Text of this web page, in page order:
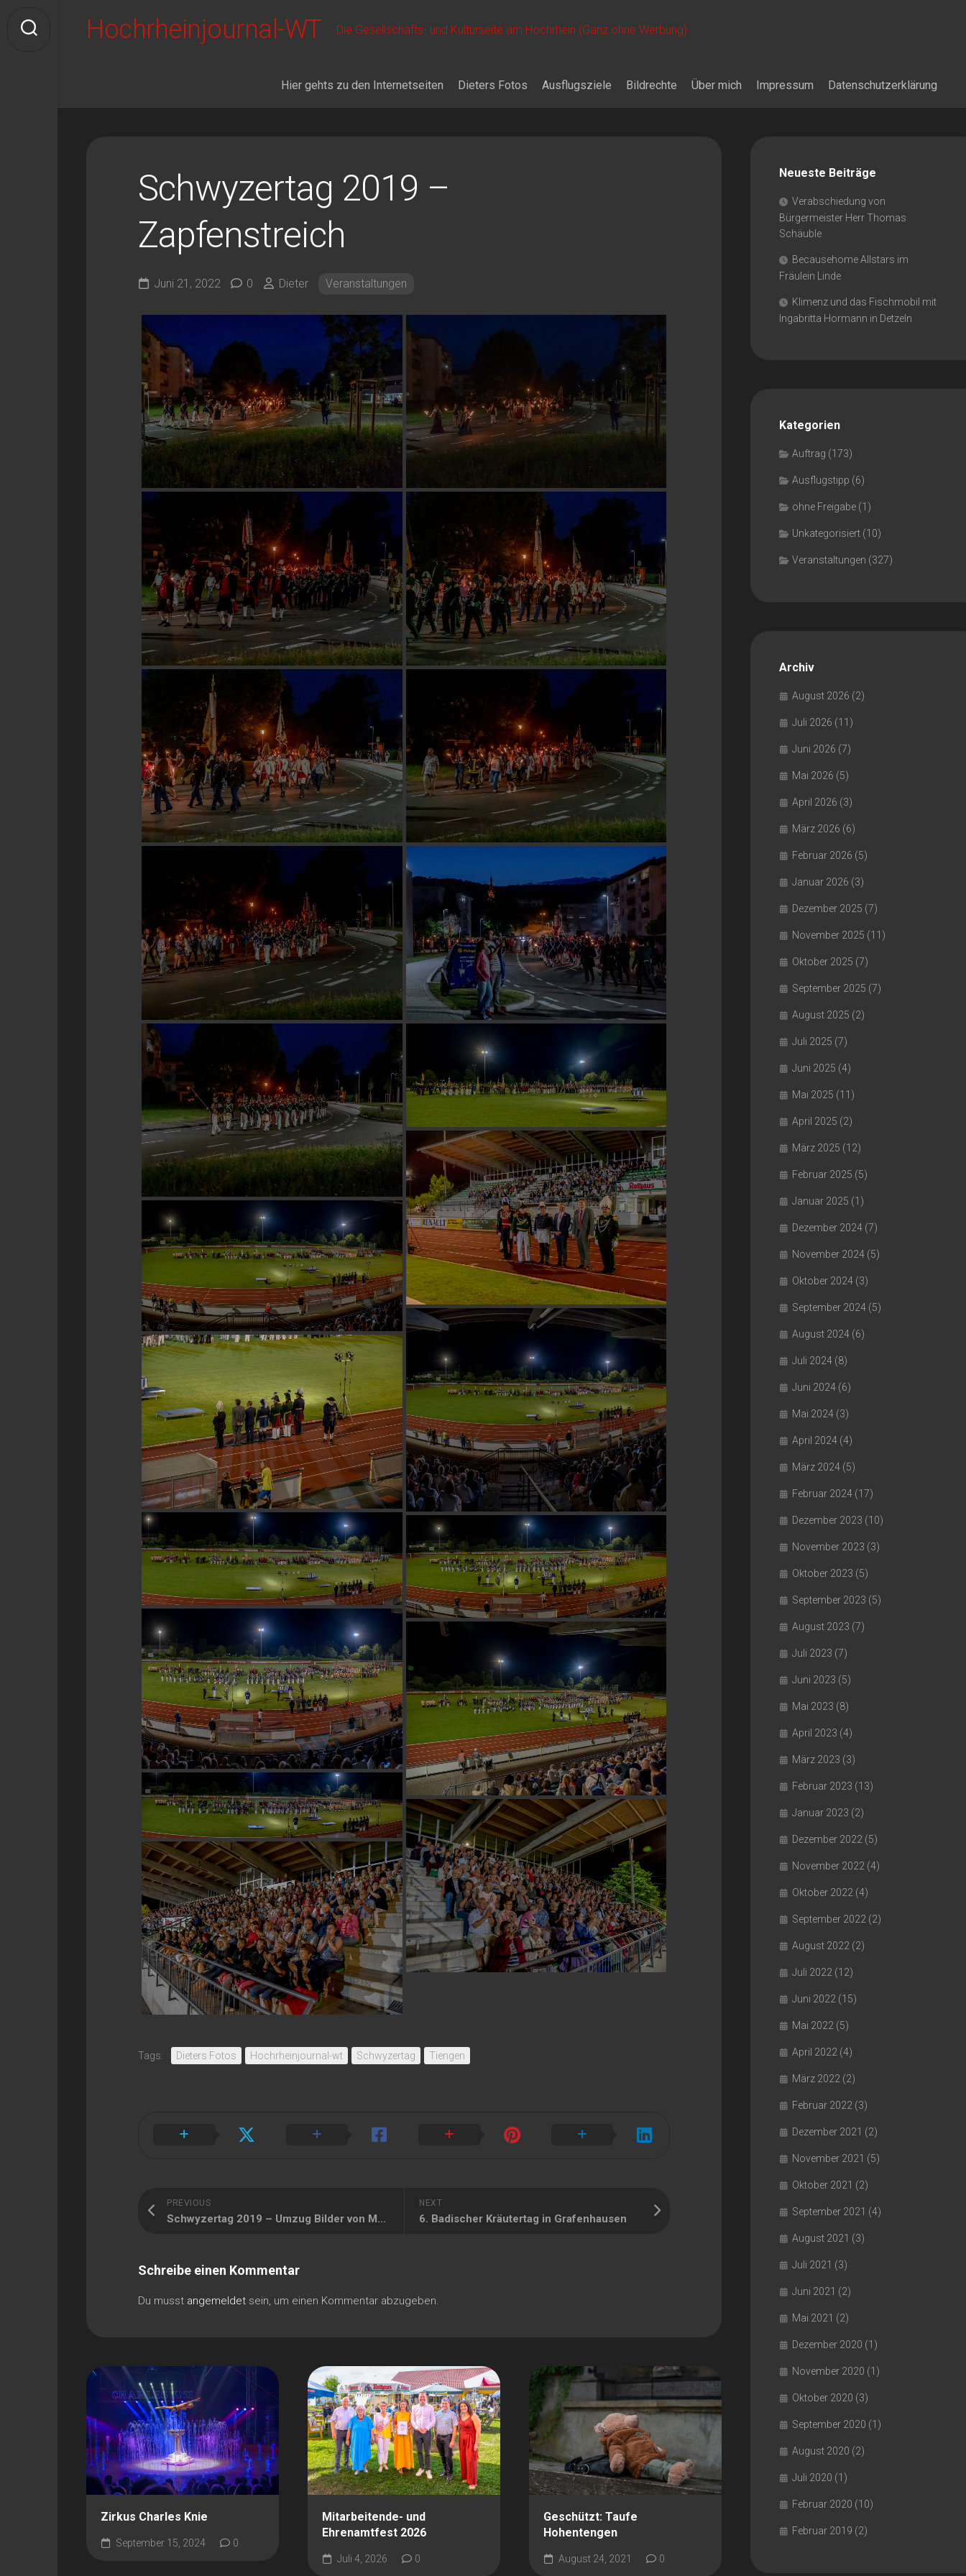
content
Hochrheinjournal-WT Die Gesellschafts- und Kulturseite am Hochrhein (Ganz ohne Werbung)
Hier gehts zu den Internetseiten Dieters Fotos Ausflugsziele Bildrechte Über mich Impressum Datenschutzerklärung
Schwyzertag 2019 –
Zapfenstreich
Juni 21, 2022 0 Dieter Veranstaltungen
Tags: Dieters Fotos Hochrheinjournal-wt Schwyzertag Tiengen
NEXT
6. Badischer Kräutertag in Grafenhausen
PREVIOUS
Schwyzertag 2019 – Umzug Bilder von Monika
Schreibe einen Kommentar
Du musst angemeldet sein, um einen Kommentar abzugeben.
Zirkus Charles Knie
September 15, 2024 0
Mitarbeitende- und
Ehrenamtfest 2026
Juli 4, 2026 0
Geschützt: Taufe
Hohentengen
August 24, 2021 0
Neueste Beiträge
Verabschiedung von
Bürgermeister Herr Thomas
Schäuble
Becausehome Allstars im
Fräulein Linde
Klimenz und das Fischmobil mit
Ingabritta Hormann in Detzeln
Kategorien
Auftrag (173)
Ausflugstipp (6)
ohne Freigabe (1)
Unkategorisiert (10)
Veranstaltungen (327)
Archiv
August 2026 (2)
Juli 2026 (11)
Juni 2026 (7)
Mai 2026 (5)
April 2026 (3)
März 2026 (6)
Februar 2026 (5)
Januar 2026 (3)
Dezember 2025 (7)
November 2025 (11)
Oktober 2025 (7)
September 2025 (7)
August 2025 (2)
Juli 2025 (7)
Juni 2025 (4)
Mai 2025 (11)
April 2025 (2)
März 2025 (12)
Februar 2025 (5)
Januar 2025 (1)
Dezember 2024 (7)
November 2024 (5)
Oktober 2024 (3)
September 2024 (5)
August 2024 (6)
Juli 2024 (8)
Juni 2024 (6)
Mai 2024 (3)
April 2024 (4)
März 2024 (5)
Februar 2024 (17)
Dezember 2023 (10)
November 2023 (3)
Oktober 2023 (5)
September 2023 (5)
August 2023 (7)
Juli 2023 (7)
Juni 2023 (5)
Mai 2023 (8)
April 2023 (4)
März 2023 (3)
Februar 2023 (13)
Januar 2023 (2)
Dezember 2022 (5)
November 2022 (4)
Oktober 2022 (4)
September 2022 (2)
August 2022 (2)
Juli 2022 (12)
Juni 2022 (15)
Mai 2022 (5)
April 2022 (4)
März 2022 (2)
Februar 2022 (3)
Dezember 2021 (2)
November 2021 (5)
Oktober 2021 (2)
September 2021 (4)
August 2021 (3)
Juli 2021 (3)
Juni 2021 (2)
Mai 2021 (2)
Dezember 2020 (1)
November 2020 (1)
Oktober 2020 (3)
September 2020 (1)
August 2020 (2)
Juli 2020 (1)
Februar 2020 (10)
Februar 2019 (2)